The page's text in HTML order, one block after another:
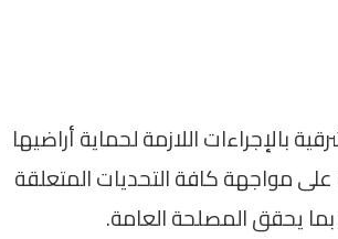
بالإجراءات اللازمة لحماية أراضيها
مواجهة كافة التحديات المتعلقة
بما يحقق المصلحة العامة.